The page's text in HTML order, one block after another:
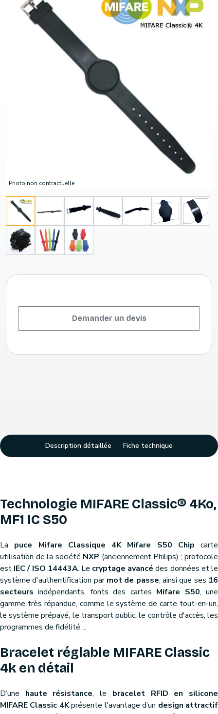
Photo non contractuelle
Demander un devis
Description détaillée Fiche technique
Technologie MIFARE Classic® 4Ko,
MF1 IC S50
La puce Mifare Classique 4K Mifare S50 Chip carte
utilisation de la société NXP (anciennement Philips) ; protocole
est IEC / ISO 14443A. Le cryptage avancé des données et le
système d'authentification parmot de passe, ainsi que ses 16
secteurs indépendants, fonts des cartes Mifare S50, une
gamme très répandue, comme le système de carte tout-en-un,
le système prépayé, le transport public, le contrôle d'accès, les
programmes de fidélité ...
Bracelet réglable MIFARE Classic
4k en détail
D’une haute résistance, le bracelet RFID en silicone
MIFARE Classic 4Kprésente l'avantage d’un design attractif